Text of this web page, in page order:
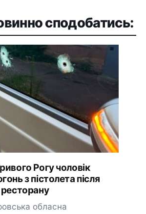
сподобатись:
Рогу чоловік
з пістолета після
ресторану
обласна